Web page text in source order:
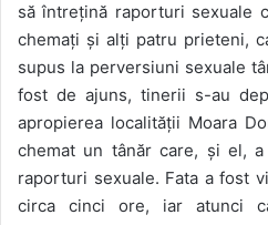
să întrețină raporturi sexuale
chemați și alți patru prieteni,
supus la perversiuni sexuale
fost de ajuns, tinerii s-au
apropierea localității Moara
chemat un tânăr care, și el,
raporturi sexuale. Fata a fost
circa cinci ore, iar atunci